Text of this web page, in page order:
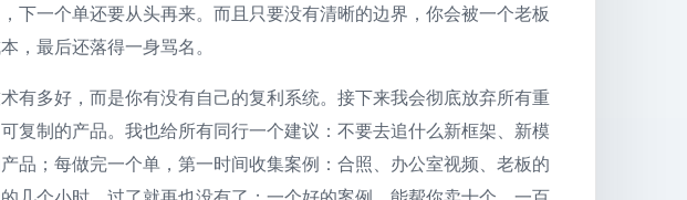
下一个单还要从头再来。而且只要没有清晰的边界，你会被一个老板
，最后还落得一身骂名。
有多好，而是你有没有自己的复利系统。接下来我会彻底放弃所有重
复制的产品。我也给所有同行一个建议：不要去追什么新框架、新模
品；每做完一个单，第一时间收集案例：合照、办公室视频、老板的